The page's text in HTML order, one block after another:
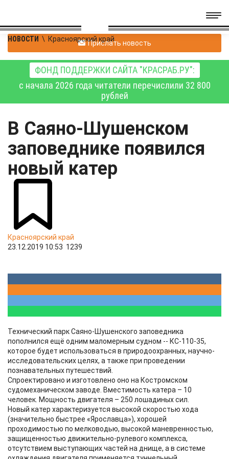
НОВОСТИ \ Красноярский крайПрислать новость
ФОНД ПОДДЕРЖКИ САЙТА "КРАСРАБ.РУ":
с начала 2026 года читатели перечислили 32 800
рублей
В Саяно-Шушенском
заповеднике появился
новый катер
Красноярский край
23.12.2019 10:53 1239
Технический парк Саяно-Шушенского заповедника
пополнился ещё одним маломерным судном -- КС-110-35,
которое будет использоваться в природоохранных, научно-
исследовательских целях, а также при проведении
познавательных путешествий.
Спроектировано и изготовлено оно на Костромском
судомеханическом заводе. Вместимость катера – 10
человек. Мощность двигателя – 250 лошадиных сил.
Новый катер характеризуется высокой скоростью хода
(значительно быстрее «Ярославца»), хорошей
проходимостью по мелководью, высокой маневренностью,
защищенностью движительно-рулевого комплекса,
отсутствием выступающих частей на днище, а в системе